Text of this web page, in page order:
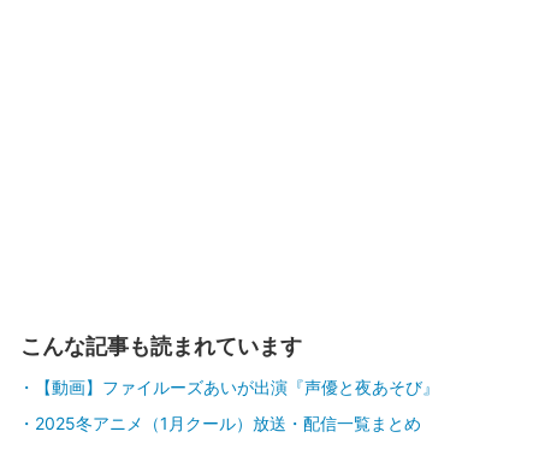
こんな記事も読まれています
【動画】ファイルーズあいが出演『声優と夜あそび』
2025冬アニメ（1月クール）放送・配信一覧まとめ